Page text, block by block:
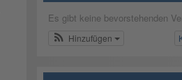
Es gibt keine bevorstehenden
Hinzufügen